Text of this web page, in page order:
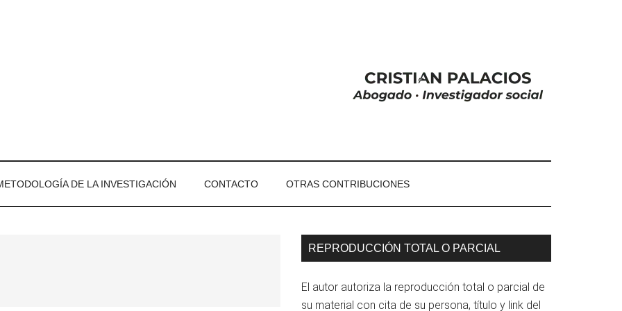
DE LA INVESTIGACIÓN CONTACTO OTRAS CONTRIBUCIONES
Barra
principal
REPRODUCCIÓN TOTAL O PARCIAL
El autor autoriza la reproducción total o parcial de
su material con cita de su persona, título y link del